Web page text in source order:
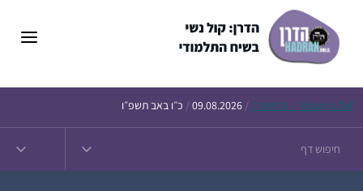
Today’s Daf – זבחים נ״ו /
09.08.2026
/ כ״ו באב תשפ״ו